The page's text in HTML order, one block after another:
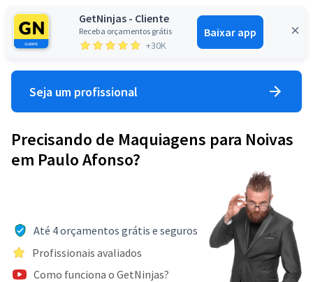
GetNinjas - Cliente
Receba orçamentos grátis
+30K
Baixar app
Entrar
Seja um profissional
Precisando de Maquiagens para Noivas
em Paulo Afonso?
Até 4 orçamentos grátis e seguros
Profissionais avaliados
Como funciona o GetNinjas?